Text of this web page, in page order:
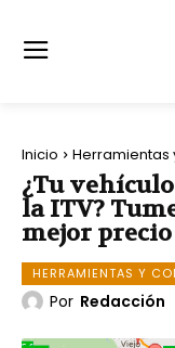
Inicio Herramientas
¿Tu
la ITV?
mejor precio
HERRAMIENTAS Y
Por Redacción